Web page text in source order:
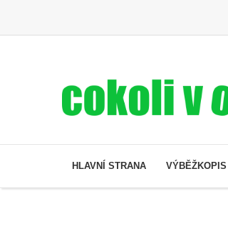
HLAVNÍ STRANA VÝBĚŽKOPIS